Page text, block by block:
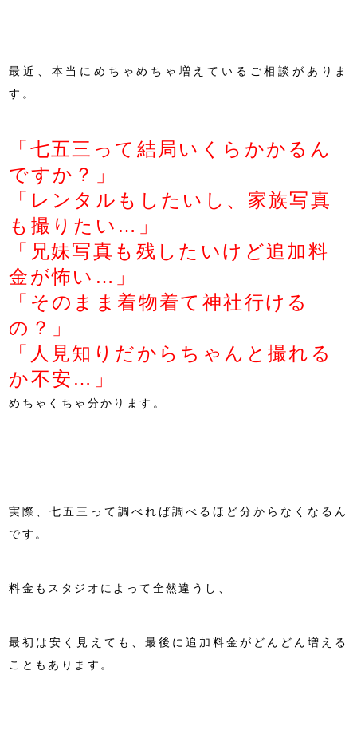
最近、本当にめちゃめちゃ増えているご相談がありま
す。
「七五三って結局いくらかかるん
ですか？」
「レンタルもしたいし、家族写真
も撮りたい…」
「兄妹写真も残したいけど追加料
金が怖い…」
「そのまま着物着て神社行ける
の？」
「人見知りだからちゃんと撮れる
か不安…」
めちゃくちゃ分かります。
実際、七五三って調べれば調べるほど分からなくなるん
です。
料金もスタジオによって全然違うし、
最初は安く見えても、最後に追加料金がどんどん増える
こともあります。